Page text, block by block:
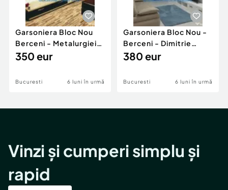
Inchiriere Bunuri si Vehicule
Garsoniera Bloc Nou
Berceni - Metalurgiei
Park - Postalionul
350 eur
Bucuresti 6 luni în urmă
Garsoniera Bloc Nou -
Berceni - Dimitrie
Leonida
380 eur
Bucuresti 6 luni în urmă
Vinzi și cumperi simplu și
rapid